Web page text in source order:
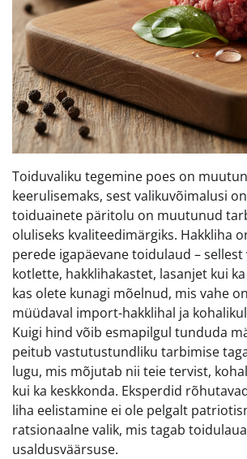
Toiduvaliku tegemine poes on
keerulisemaks, sest valikuvõimalusi
toiduainete päritolu on muutunud
oluliseks kvaliteedimärgiks. Hakkliha
perede igapäevane toidulaud –
kotlette, hakklihakastet, lasanjet kui
kas olete kunagi mõelnud, mis vahe
müüdaval import-hakklihal ja
Kuigi hind võib esmapilgul tunduda
peitub vastutustundliku tarbimise
lugu, mis mõjutab nii teie tervist,
kui ka keskkonda. Eksperdid
liha eelistamine ei ole pelgalt
ratsionaalne valik, mis tagab
usaldusväärsuse.